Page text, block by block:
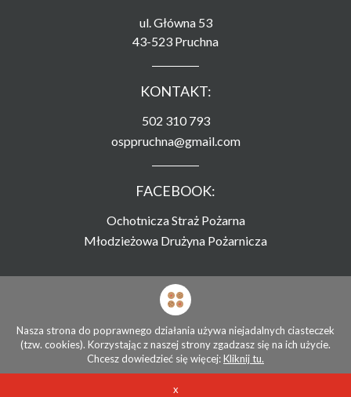
ul. Główna 53
43-523 Pruchna
KONTAKT:
502 310 793
osppruchna@gmail.com
FACEBOOK:
Ochotnicza Straż Pożarna
Młodzieżowa Drużyna Pożarnicza
Strona zamieszczona na serwerze
Związku Ochotniczych Straży Pożarnych RP
© Ochotnicza Straż Pożarna Pruchna 2026
Nasza strona do poprawnego działania używa niejadalnych ciasteczek
(tzw. cookies). Korzystając z naszej strony zgadzasz się na ich użycie.
Chcesz dowiedzieć się więcej:Kliknij tu.
x